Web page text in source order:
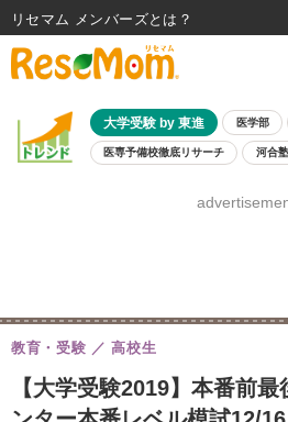
大学受験 by 東進 医学部
医専予備校徹底リサーチ 河合
8月開催学校説明会・
【大学受験2019】本番前
教育・受験 高校生
リセマム メンバーズ